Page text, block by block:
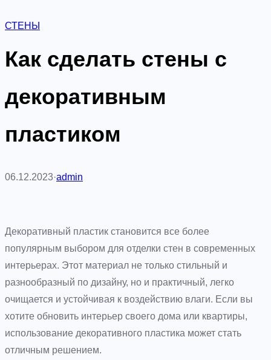
СТЕНЫ
Как сделать стены с
декоративным
пластиком
06.12.2023·admin
Декоративный пластик становится все более
популярным выбором для отделки стен в современных
интерьерах. Этот материал не только стильный и
разнообразный по дизайну, но и практичный, легко
очищается и устойчивая к воздействию влаги. Если вы
хотите обновить интерьер своего дома или квартиры,
использование декоративного пластика может стать
отличным решением.